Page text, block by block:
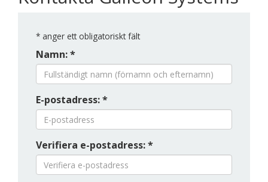
* anger ett obligatoriskt fält
Namn: *
E-postadress: *
Verifiera e-postadress: *